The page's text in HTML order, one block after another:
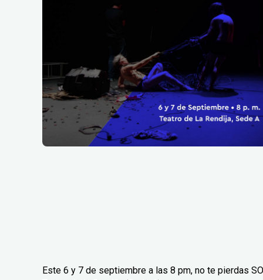
Este 6 y 7 de septiembre a las 8 pm, no te pierdas